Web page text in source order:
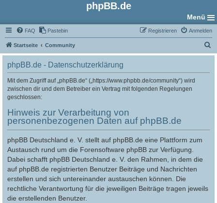
phpBB.de
Menü
FAQ Pastebin Anmelden
Registrieren
Startseite Community
u
phpBB.de - Datenschutzerklärung
Mit dem Zugriff auf „phpBB.de“ („https://www.phpbb.de/community“) wird
zwischen dir und dem Betreiber ein Vertrag mit folgenden Regelungen
geschlossen:
Hinweis zur Verarbeitung von
personenbezogenen Daten auf phpBB.de
phpBB Deutschland e. V. stellt auf phpBB.de eine Plattform zum
Austausch rund um die Forensoftware phpBB zur Verfügung.
Dabei schafft phpBB Deutschland e. V. den Rahmen, in dem die
auf phpBB.de registrierten Benutzer Beiträge und Nachrichten
erstellen und sich untereinander austauschen können. Die
rechtliche Verantwortung für die jeweiligen Beiträge tragen jeweils
die erstellenden Benutzer.